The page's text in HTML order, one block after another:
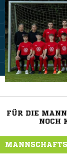
FÜR DIE
NOCH